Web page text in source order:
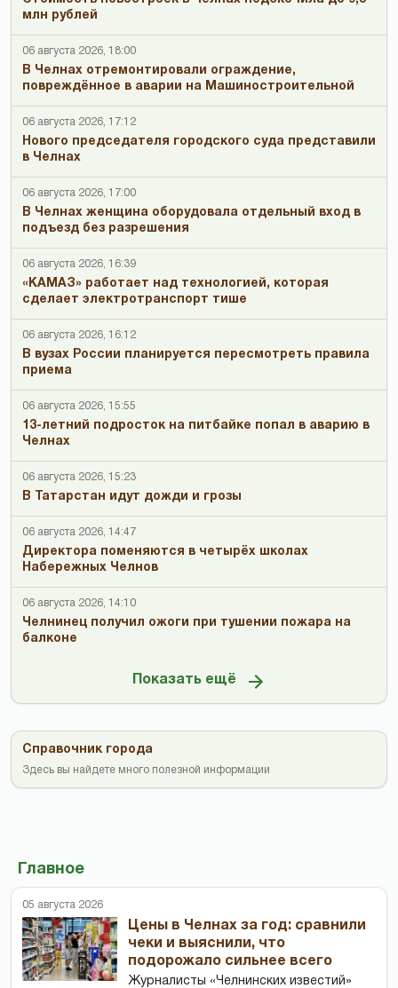
млн рублей
06 августа 2026, 18:00
В Челнах отремонтировали ограждение,
повреждённое в аварии на Машиностроительной
06 августа 2026, 17:12
Нового председателя городского суда представили
в Челнах
06 августа 2026, 17:00
В Челнах женщина оборудовала отдельный вход в
подъезд без разрешения
06 августа 2026, 16:39
«КАМАЗ» работает над технологией, которая
сделает электротранспорт тише
06 августа 2026, 16:12
В вузах России планируется пересмотреть правила
приема
06 августа 2026, 15:55
13-летний подросток на питбайке попал в аварию в
Челнах
06 августа 2026, 15:23
В Татарстан идут дожди и грозы
06 августа 2026, 14:47
Директора поменяются в четырёх школах
Набережных Челнов
06 августа 2026, 14:10
Челнинец получил ожоги при тушении пожара на
балконе
Показать ещё
Справочник города
Здесь вы найдете много полезной информации
Главное
05 августа 2026
Цены в Челнах за год: сравнили
чеки и выяснили, что
подорожало сильнее всего
Журналисты «Челнинских известий»